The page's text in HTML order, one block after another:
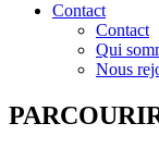
Contact
Contact
Qui
Nous